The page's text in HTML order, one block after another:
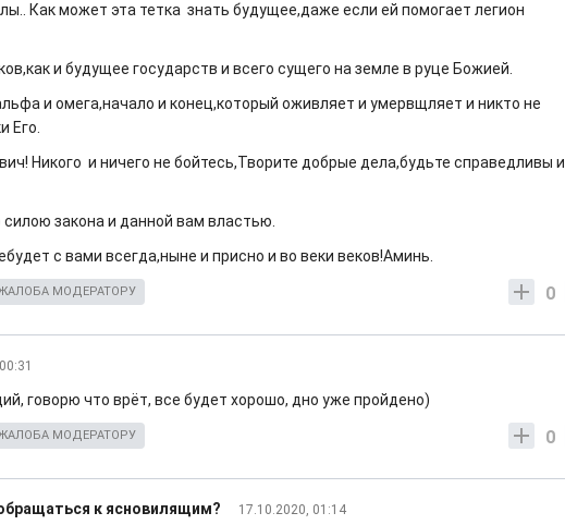
Как может эта тетка знать будущее,даже если ей помогает легион
и будущее государств и всего сущего на земле в руце Божией.
и омега,начало и конец,который оживляет и умервщляет и никто не
Его.
Никого и ничего не бойтесь,Творите добрые дела,будьте справедливы и
силою закона и данной вам властью.
с вами всегда,ныне и присно и во веки веков!Аминь.
0
МОДЕРАТОРУ
говорю что врёт, все будет хорошо, дно уже пройдено)
0
МОДЕРАТОРУ
к ясновилящим? 17.10.2020, 01:14